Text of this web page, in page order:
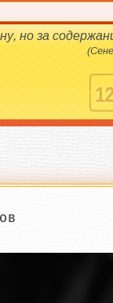
но за